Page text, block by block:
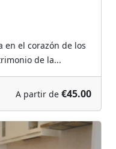
en el corazón de los
de la...
A partir de €45.00